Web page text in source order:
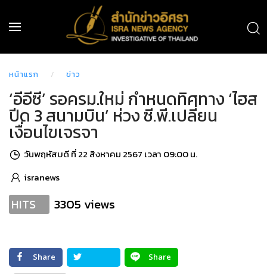
หน้าแรก ข่าว
‘อีอีซี’ รอครม.ใหม่ กำหนดทิศทาง ‘ไฮส
ปีด 3 สนามบิน’ ห่วง ซี.พี.เปลี่ยน
เงื่อนไขเจรจา
วันพฤหัสบดี ที่ 22 สิงหาคม 2567 เวลา 09:00 น.
isranews
HITS 3305 views
Share
Share